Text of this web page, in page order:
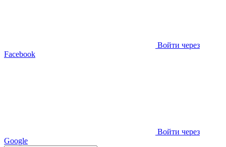
Войти через
Facebook
Войти через
Google